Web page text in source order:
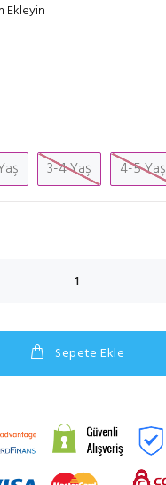
Ekleyin
3-4 Yaş 4-5 Yaş
Sepete Ekle